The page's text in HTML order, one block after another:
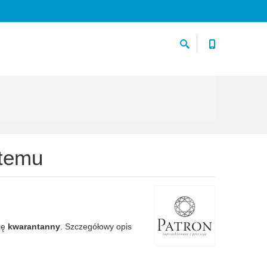
kwarantanny . Szczegółowy opis